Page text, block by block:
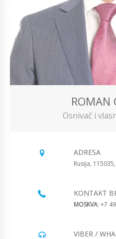
ROMAN
Osnivač i
ADRESA
Rusija,
KONTAKT
MOSKVA: +7
VIBER /